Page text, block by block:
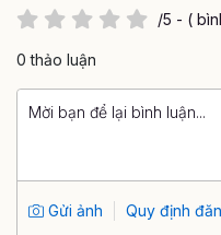
/5 - (
0 thảo luận
Gửi ảnh Quy định